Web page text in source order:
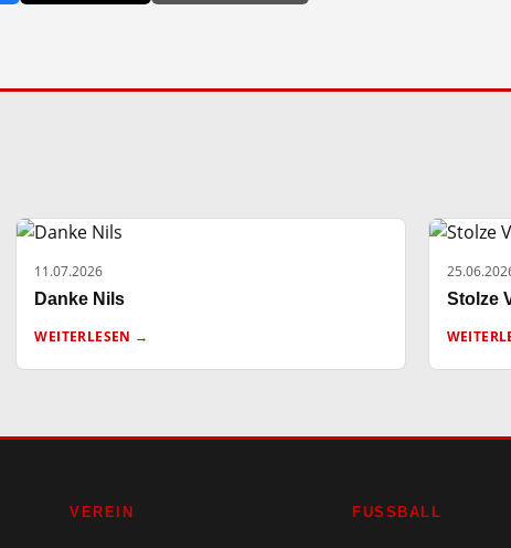
11.07.2026
Danke Nils
WEITERLESEN →
Stolze
VEREIN FUSSBALL